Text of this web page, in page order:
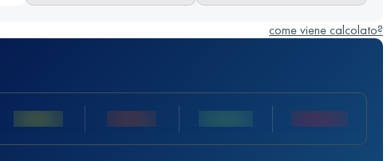
come viene calcolato?